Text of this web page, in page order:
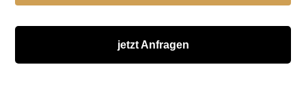
jetzt Anfragen